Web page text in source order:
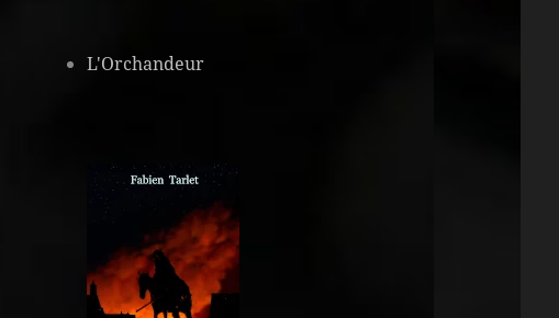
L'Orchandeur